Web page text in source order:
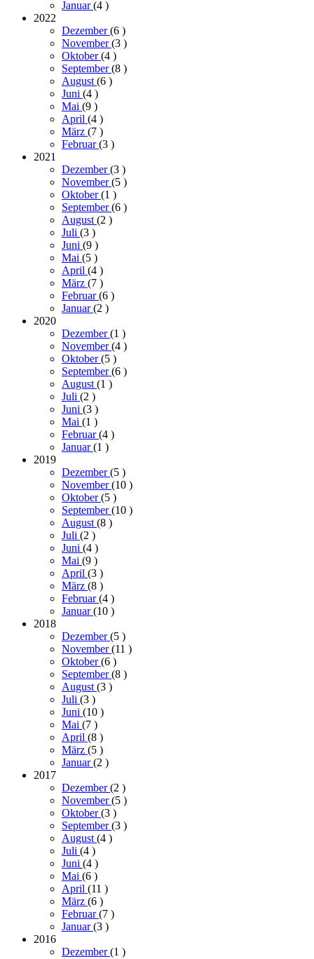
Januar(4 )
2022
Dezember(6 )
November(3 )
Oktober(4 )
September(8 )
August(6 )
Juni (4 )
Mai (9 )
April (4 )
März (7 )
Februar(3 )
2021
Dezember(3 )
November(5 )
Oktober(1 )
September(6 )
August(2 )
Juli (3 )
Juni (9 )
Mai (5 )
April (4 )
März (7 )
Februar(6 )
Januar(2 )
2020
Dezember(1 )
November(4 )
Oktober(5 )
September(6 )
August(1 )
Juli (2 )
Juni (3 )
Mai (1 )
Februar(4 )
Januar(1 )
2019
Dezember(5 )
November(10 )
Oktober(5 )
September(10 )
August(8 )
Juli (2 )
Juni (4 )
Mai (9 )
April (3 )
März (8 )
Februar(4 )
Januar(10 )
2018
Dezember(5 )
November(11 )
Oktober(6 )
September(8 )
August(3 )
Juli (3 )
Juni (10 )
Mai (7 )
April (8 )
März (5 )
Januar(2 )
2017
Dezember(2 )
November(5 )
Oktober(3 )
September(3 )
August(4 )
Juli (4 )
Juni (4 )
Mai (6 )
April (11 )
März (6 )
Februar(7 )
Januar(3 )
2016
Dezember(1 )